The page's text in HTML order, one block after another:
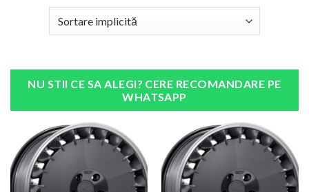
NU STII CE SA ALEGI? CERE RECOMANDARE PE
WHATSAPP